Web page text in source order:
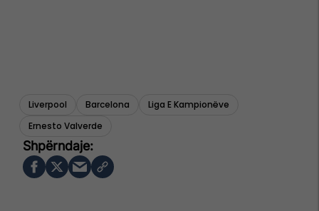
Liverpool Barcelona
Liga E Kampionëve
Ernesto Valverde